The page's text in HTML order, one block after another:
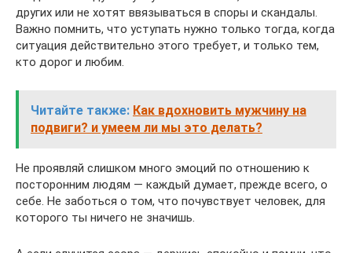
других или не хотят ввязываться в споры и скандалы.
Важно помнить, что уступать нужно только тогда, когда
ситуация действительно этого требует, и только тем,
кто дорог и любим.
Читайте также: Как вдохновить мужчину на
подвиги? и умеем ли мы это делать?
Не проявляй слишком много эмоций по отношению к
посторонним людям — каждый думает, прежде всего, о
себе. Не заботься о том, что почувствует человек, для
которого ты ничего не значишь.